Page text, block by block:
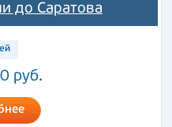
до Саратова
руб.